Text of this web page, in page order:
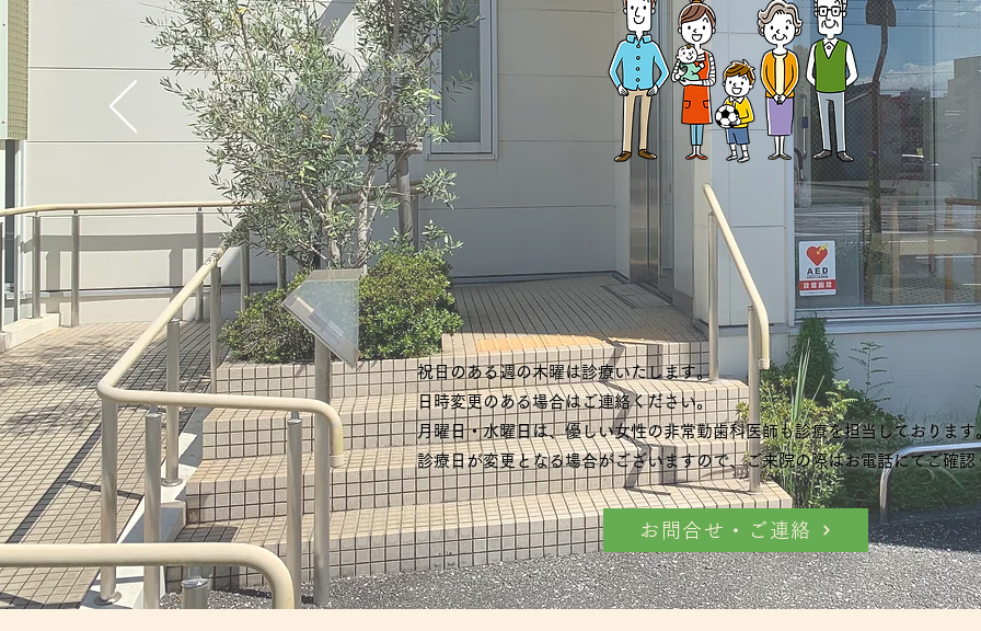
祝日のある週の木曜は診療いたします。
日時変更のある場合はご連絡ください。
月曜日・水曜日は、優しい女性の非常勤歯科医師も診療を担当しております
診療日が変更となる場合がございますので、ご来院の際はお電話にてご確認
お問合せ・ご連絡